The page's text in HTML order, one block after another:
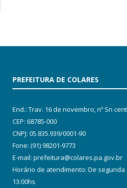
PREFEITURA DE COLARES
End.: Trav. 16 de novembro, nº Sn
CEP: 68785-000
CNPJ: 05.835.939/0001-90
Fone: (91) 98201-9773
E-mail: prefeitura@colares.pa.gov.br
Horário de atendimento: De segunda
13:00hs